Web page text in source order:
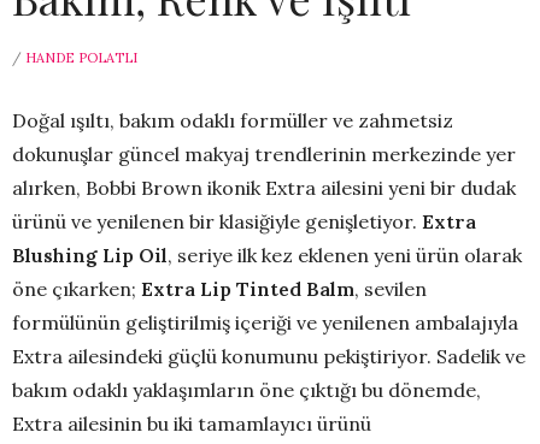
/ HANDE POLATLI
Doğal ışıltı, bakım odaklı formüller ve zahmetsiz
dokunuşlar güncel makyaj trendlerinin merkezinde yer
alırken, Bobbi Brown ikonik Extra ailesini yeni bir dudak
ürünü ve yenilenen bir klasiğiyle genişletiyor. Extra
Blushing Lip Oil, seriye ilk kez eklenen yeni ürün olarak
öne çıkarken; Extra Lip Tinted Balm, sevilen
formülünün geliştirilmiş içeriği ve yenilenen ambalajıyla
Extra ailesindeki güçlü konumunu pekiştiriyor. Sadelik ve
bakım odaklı yaklaşımların öne çıktığı bu dönemde,
Extra ailesinin bu iki tamamlayıcı ürünü